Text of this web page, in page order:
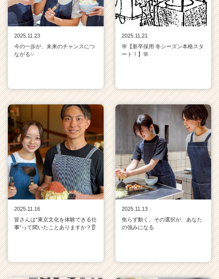
2025.11.23
今の一歩が、未来のチャンスにつ
ながる✨
2025.11.21
🌸【新卒採用 冬シーズン本格スタ
ート！】🌸
2025.11.16
皆さんは“東京文化を体験できる仕
事”って聞いたことありますか？👂
2025.11.13
焦らず動く。その選択が、あなた
の強みになる